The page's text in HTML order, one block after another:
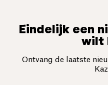
Eindelijk een
wilt
Ontvang de laatste